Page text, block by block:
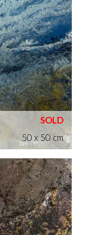
50 x 50 cm